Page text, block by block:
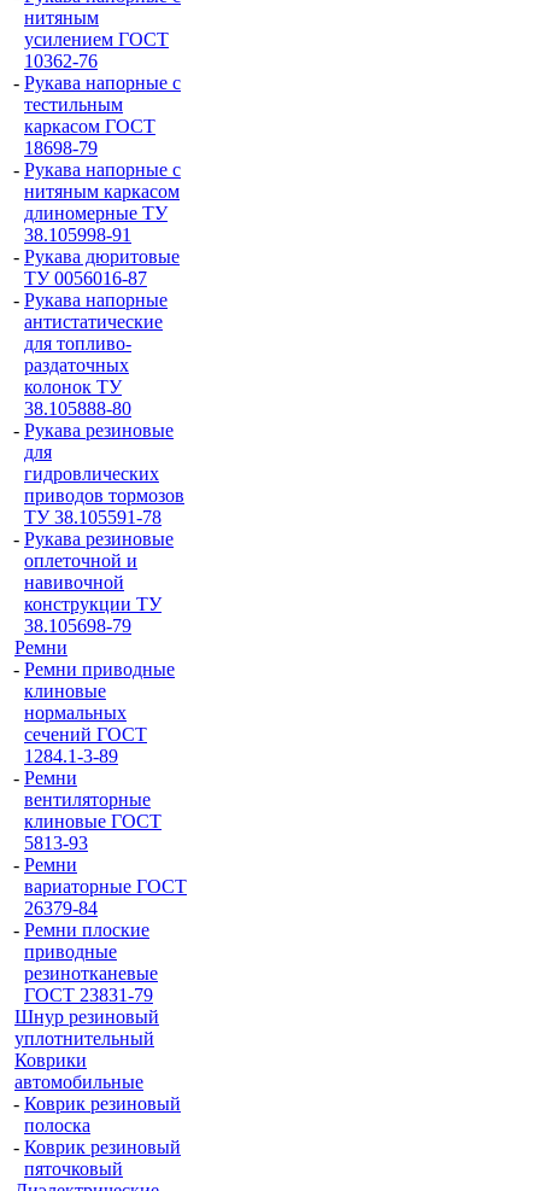
нитяным
усилением ГОСТ
10362-76
- Рукава напорные с
тестильным
каркасом ГОСТ
18698-79
- Рукава напорные с
нитяным каркасом
длиномерные ТУ
38.105998-91
- Рукава дюритовые
ТУ 0056016-87
- Рукава напорные
антистатические
для топливо-
раздаточных
колонок ТУ
38.105888-80
- Рукава резиновые
для
гидровлических
приводов тормозов
ТУ 38.105591-78
- Рукава резиновые
оплеточной и
навивочной
конструкции ТУ
38.105698-79
Ремни
- Ремни приводные
клиновые
нормальных
сечений ГОСТ
1284.1-3-89
- Ремни
вентиляторные
клиновые ГОСТ
5813-93
- Ремни
вариаторные ГОСТ
26379-84
- Ремни плоские
приводные
резинотканевые
ГОСТ 23831-79
Шнур резиновый
уплотнительный
Коврики
автомобильные
- Коврик резиновый
полоска
- Коврик резиновый
пяточковый